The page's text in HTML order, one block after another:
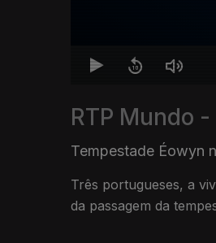
RTP Mundo
Tempestade Éowyn
Três portugueses, a
da passagem da